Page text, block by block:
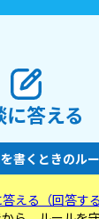
いますか？毎日学
の言葉とアドバイス
たっ🎀
に答える
書くときのル
答える（回答す